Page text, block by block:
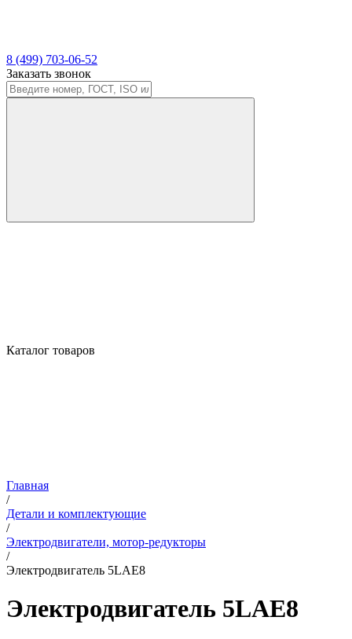
8 (499) 703-06-52
Заказать звонок
Каталог товаров
Главная
/
Детали и комплектующие
/
Электродвигатели, мотор-редукторы
/
Электродвигатель 5LAE8
Электродвигатель 5LAE8